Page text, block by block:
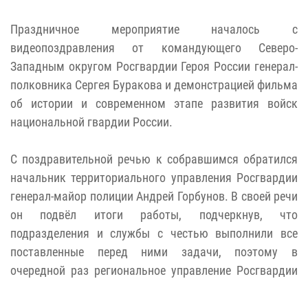
Праздничное мероприятие началось с
видеопоздравления от командующего Северо-
Западным округом Росгвардии Героя России генерал-
полковника Сергея Буракова и демонстрацией фильма
об истории и современном этапе развития войск
национальной гвардии России.
С поздравительной речью к собравшимся обратился
начальник территориального управления Росгвардии
генерал-майор полиции Андрей Горбунов. В своей речи
он подвёл итоги работы, подчеркнув, что
подразделения и службы с честью выполнили все
поставленные перед ними задачи, поэтому в
очередной раз региональное управление Росгвардии